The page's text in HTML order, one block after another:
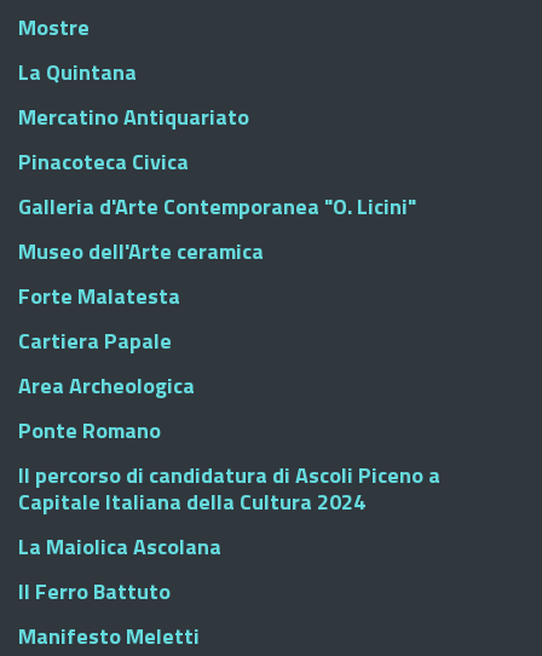
Mostre
La Quintana
Mercatino Antiquariato
Pinacoteca Civica
Galleria d'Arte Contemporanea "O. Licini"
Museo dell'Arte ceramica
Forte Malatesta
Cartiera Papale
Area Archeologica
Ponte Romano
Il percorso di candidatura di Ascoli Piceno a
Capitale Italiana della Cultura 2024
La Maiolica Ascolana
Il Ferro Battuto
Manifesto Meletti